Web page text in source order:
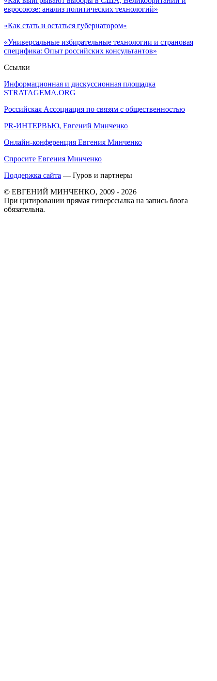
евросоюзе: анализ политических технологий»
«Как стать и остаться губернатором»
«Универсальные избирательные технологии и страновая
специфика: Опыт российских консультантов»
Ссылки
Информационная и дискуссионная площадка
STRATAGEMA.ORG
Российская Ассоциация по связям с общественностью
PR-ИНТЕРВЬЮ, Евгений Минченко
Онлайн-конференция Евгения Минченко
Спросите Евгения Минченко
Поддержка сайта — Гуров и партнеры
© ЕВГЕНИЙ МИНЧЕНКО, 2009 - 2026
При цитировании прямая гиперссылка на запись блога
обязательна.